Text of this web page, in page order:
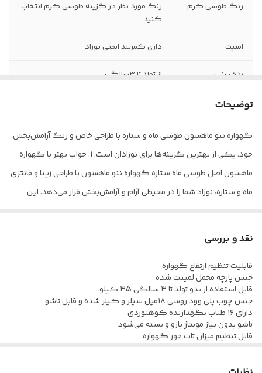
رنگ طوسی کرم
رنگ مورد نظر در گزینه طوسی کرم انتخاب
کنید
امنیت داری کمربند ایمنی نوزاد
رده سنی از تولد تا 3سالگی
امکانات صوتی
نحوه شست‌وشو با اب ولرم یا سرد و مایع نرم کننده
تحمل وزن 35کیلو
هم به صورت تخت می شود هم به صورت
گود
توضیحات
گهواره ننو ماهسون طوسی ماه و ستاره با طراحی خاص و رنگ آرامش‌بخش
خود، یکی از بهترین گزینه‌ها برای نوزادان است. 1. خواب بهتر با گهواره
ماهسون اصل طوسی ماه ستاره گهواره ننو ماهسون با طراحی زیبا و فانتزی
ماه و ستاره، نوزاد شما را در محیطی آرام و آرامش‌بخش قرار می‌دهد. این
اتاق نوزاد است. این رنگ خنثی و زیبا با تم ماه و ستاره، به‌خوبی با سایر
رنگ‌ها ترکیب می‌شود و فضایی شیک و دلنشین برای اتاق نوزاد شما ایجاد
می‌کند. 3. تضمین خواب راحت یا بازگشت کالا:گهواره‌های ماهسون اصل
طوسی و کرم ماه و ستاره نیز شامل تضمین بازگشت کالا است. اگر نوزاد
شما طی 10 دقیقه نتواند در این گهواره به خواب برود، شما می‌توانید آن را
نقد و بررسی
قابلیت تنظیم ارتفاع گهواره
جنس پارچه مخمل لمینت شده
قابل استفاده از بدو تولد تا ۳ سالگی ۳۵ کیلو
جنس چوب پلی وود روسی ۱۸میل سیلر و کیلر شده و قابل تاشو
دارای ۱۶ طناب نگهدارنده کوهنوردی
تاشو بدون نیاز مونتاژ بازو و بسته می‌شود
قابل تنظیم میزان تاب خور گهواره